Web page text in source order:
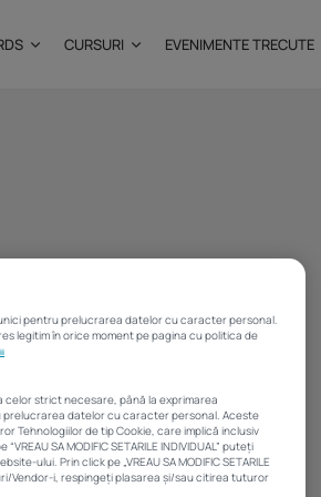
CURSURI EVENIMENTE TRECUTE
Investiții imobiliare de
pentru prelucrarea datelor cu caracter personal.
legitim în orice moment pe pagina cu politica de
celor strict necesare, până la exprimarea
prelucrarea datelor cu caracter personal. Aceste
Tehnologiilor de tip Cookie, care implică inclusiv
SA MODIFIC SETARILE INDIVIDUAL” puteți
ului. Prin click pe „VREAU SA MODIFIC SETARILE
Vendor-i, respingeți plasarea și/sau citirea tuturor